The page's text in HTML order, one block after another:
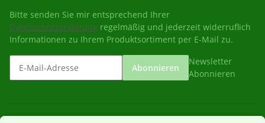
Bitte senden Sie mir entsprechend Ihrer
Datenschutzerklärung regelmäßig und jederzeit widerruflich
Informationen zu Ihrem Produktsortiment per E-Mail zu.
Abonnieren
Newsletter
Abonnieren